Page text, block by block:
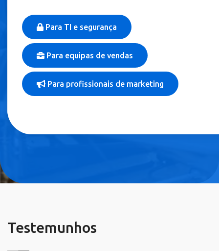
Para TI e segurança
Para equipas de vendas
Para profissionais de marketing
Testemunhos